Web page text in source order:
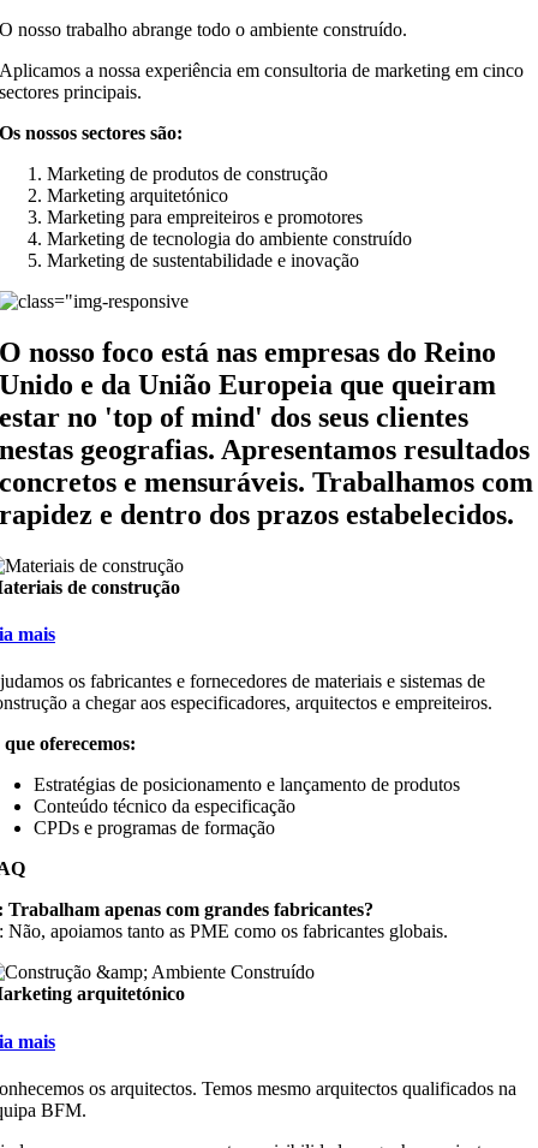
O nosso trabalho abrange todo o ambiente construído.
Aplicamos a nossa experiência em consultoria de marketing em cinco
sectores principais.
Os nossos sectores são:
Marketing de produtos de construção
Marketing arquitetónico
Marketing para empreiteiros e promotores
Marketing de tecnologia do ambiente construído
Marketing de sustentabilidade e inovação
O nosso foco está nas empresas do Reino
Unido e da União Europeia que queiram
estar no 'top of mind' dos seus clientes
nestas geografias. Apresentamos resultados
concretos e mensuráveis. Trabalhamos com
rapidez e dentro dos prazos estabelecidos.
de construção
mais
os fabricantes e fornecedores de materiais e sistemas de
a chegar aos especificadores, arquitectos e empreiteiros.
que oferecemos:
Estratégias de posicionamento e lançamento de produtos
Conteúdo técnico da especificação
CPDs e programas de formação
Trabalham apenas com grandes fabricantes?
Não, apoiamos tanto as PME como os fabricantes globais.
arquitetónico
mais
os arquitectos. Temos mesmo arquitectos qualificados na
BFM.